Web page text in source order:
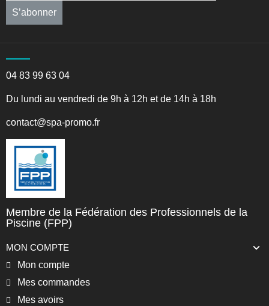
S’abonner
04 83 99 63 04
Du lundi au vendredi de 9h à 12h et de 14h à 18h
contact@spa-promo.fr
Membre de la Fédération des Professionnels de la
Piscine (FPP)
MON COMPTE
Mon compte
Mes commandes
Mes avoirs